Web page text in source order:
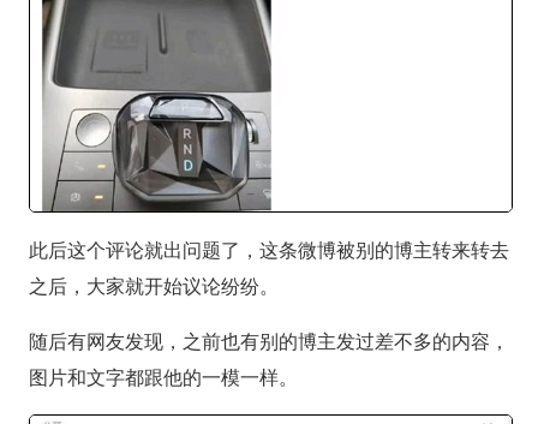
此后这个评论就出问题了，这条微博被别的博主转来转去
之后，大家就开始议论纷纷。
随后有网友发现，之前也有别的博主发过差不多的内容，
图片和文字都跟他的一模一样。